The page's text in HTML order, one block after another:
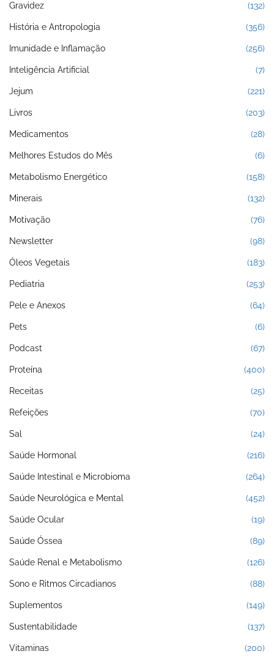
Gravidez (132)
História e Antropologia (356)
Imunidade e Inflamação (256)
Inteligência Artificial (7)
Jejum (221)
Livros (203)
Medicamentos (28)
Melhores Estudos do Mês (6)
Metabolismo Energético (158)
Minerais (132)
Motivação (76)
Newsletter (98)
Óleos Vegetais (183)
Pediatria (253)
Pele e Anexos (64)
Pets (6)
Podcast (67)
Proteína (400)
Receitas (25)
Refeições (70)
Sal (24)
Saúde Hormonal (216)
Saúde Intestinal e Microbioma (264)
Saúde Neurológica e Mental (452)
Saúde Ocular (19)
Saúde Óssea (89)
Saúde Renal e Metabolismo (126)
Sono e Ritmos Circadianos (88)
Suplementos (149)
Sustentabilidade (137)
Vitaminas (200)